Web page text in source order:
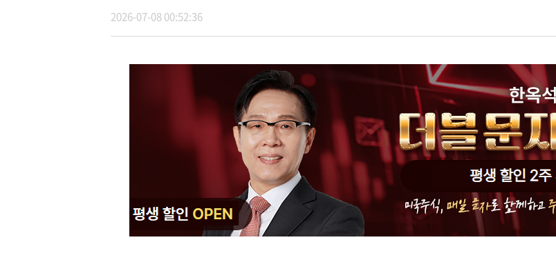
2026-07-08 00:52:36